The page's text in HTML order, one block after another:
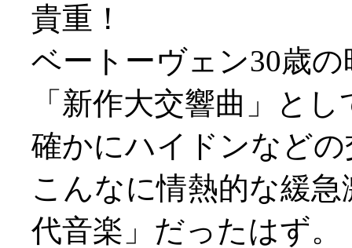
貴重！
ベートーヴェン30歳
「新作大交響曲」と
確かにハイドンなど
こんなに情熱的な緩
代音楽」だったはず。